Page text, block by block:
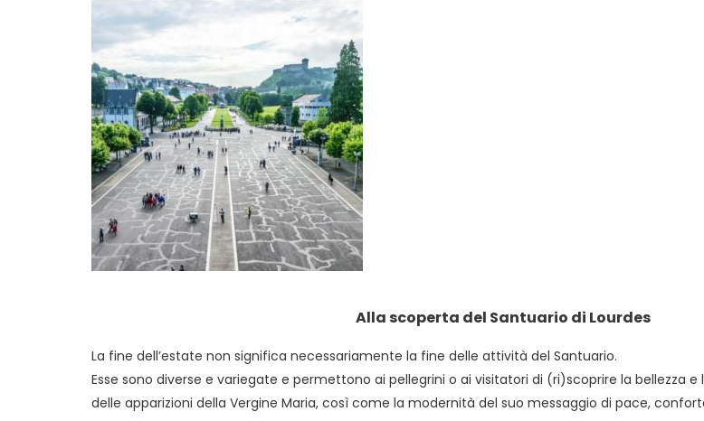
Alla scoperta del Santuario di Lourdes
La fine dell’estate non significa necessariamente la fine delle attività del Santuario.
Esse sono diverse e variegate e permettono ai pellegrini o ai visitatori di (ri)scoprire la bellezza
delle apparizioni della Vergine Maria, così come la modernità del suo messaggio di pace,